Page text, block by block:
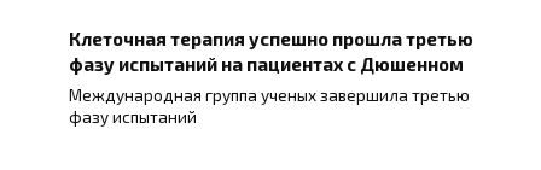
Клеточная терапия успешно прошла третью
фазу испытаний на пациентах с Дюшенном
Международная группа ученых завершила третью
фазу испытаний